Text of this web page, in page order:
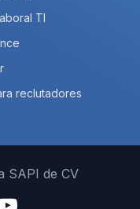
TI
reclutadores
SAPI de CV